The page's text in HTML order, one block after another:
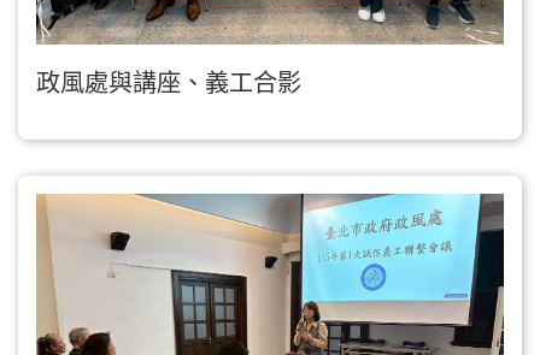
政風處與講座、義工合影